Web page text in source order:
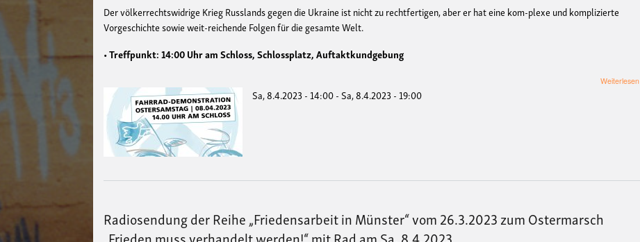
Der völkerrechtswidrige Krieg Russlands gegen die Ukraine ist nicht zu rechtfertigen, aber er hat eine kom-plexe und komplizierte
Vorgeschichte sowie weit-reichende Folgen für die gesamte Welt.
•Treffpunkt: 14:00 Uhr am Schloss, Schlossplatz, Auftaktkundgebung
Weiterlesen
Sa, 8.4.2023 - 14:00-Sa, 8.4.2023 - 19:00
Radiosendung der Reihe „Friedensarbeit in Münster“ vom 26.3.2023 zum Ostermarsch
„Frieden muss verhandelt werden!“ mit Rad am Sa. 8.4.2023